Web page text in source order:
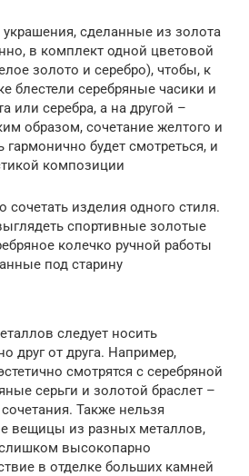
сделанные из золота
в комплект одной цветовой
золото и серебро), чтобы, к
блестели серебряные часики и
или серебра, а на другой –
образом, сочетание желтого и
гармонично будет смотреться, и
композиции
изделия одного стиля.
спортивные золотые
колечко ручной работы
под старину
следует носить
друг от друга. Например,
смотрятся с серебряной
серьги и золотой браслет –
Также нельзя
вещицы из разных металлов,
высокопарно
в отделке больших камней